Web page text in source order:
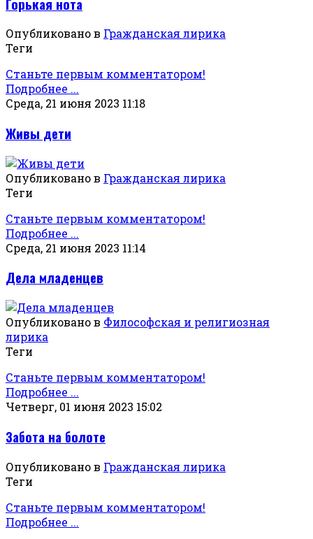
Опубликовано в Гражданская лирика
Теги
Станьте первым комментатором!
Подробнее ...
Среда, 21 июня 2023 11:18
Живы дети
Опубликовано в Гражданская лирика
Теги
Станьте первым комментатором!
Подробнее ...
Среда, 21 июня 2023 11:14
Дела младенцев
Опубликовано в Философская и религиозная
лирика
Теги
Станьте первым комментатором!
Подробнее ...
Четверг, 01 июня 2023 15:02
Забота на болоте
Опубликовано в Гражданская лирика
Теги
Станьте первым комментатором!
Подробнее ...